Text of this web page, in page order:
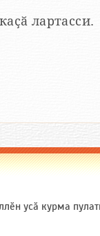
лартасси.
усӑ курма